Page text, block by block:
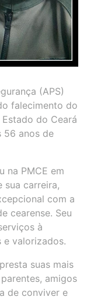
(APS)
falecimento do
do Ceará
56 anos de
na PMCE em
sua carreira,
com a
cearense. Seu
à
e valorizados.
suas mais
amigos
de conviver e